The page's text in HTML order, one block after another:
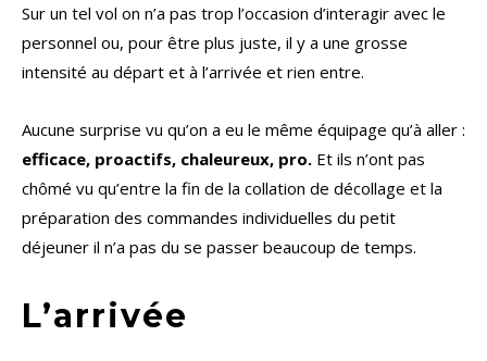
Sur un tel vol on n’a pas trop l’occasion d’interagir avec le
personnel ou, pour être plus juste, il y a une grosse
intensité au départ et à l’arrivée et rien entre.
Aucune surprise vu qu’on a eu le même équipage qu’à aller :
efficace, proactifs, chaleureux, pro. Et ils n’ont pas
chômé vu qu’entre la fin de la collation de décollage et la
préparation des commandes individuelles du petit
déjeuner il n’a pas du se passer beaucoup de temps.
L’arrivée